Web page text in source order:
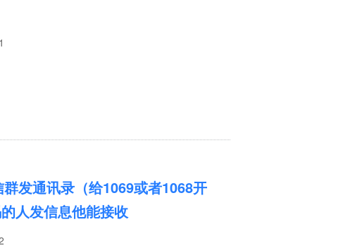
发通讯录（给1069或者1068开
人发信息他能接收